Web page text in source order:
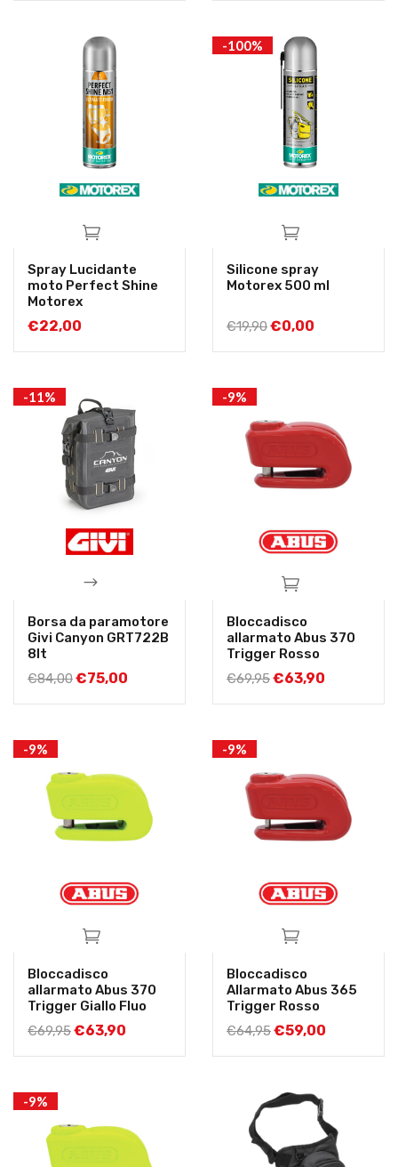
Spray Lucidante
moto Perfect Shine
Motorex
€22,00
-100%
Silicone spray
Motorex 500 ml
€19,90€0,00
-11%
Borsa da paramotore
Givi Canyon GRT722B
8lt
€84,00€75,00
-9%
Bloccadisco
allarmato Abus 370
Trigger Rosso
€69,95€63,90
-9%
Bloccadisco
allarmato Abus 370
Trigger Giallo Fluo
€69,95€63,90
-9%
Bloccadisco
Allarmato Abus 365
Trigger Rosso
€64,95€59,00
-9%